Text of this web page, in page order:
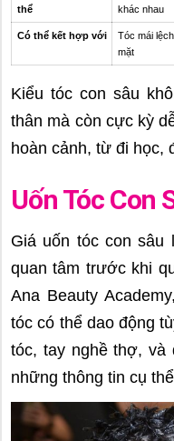
thể
khác nhau
Có thể kết hợp với
Tóc mái
mặt
Kiểu tóc con sâu
thân mà còn cực kỳ
hoàn cảnh, từ đi học,
Uốn Tóc Con
Giá uốn tóc con sâu
quan tâm trước khi
Ana Beauty
tóc có thể dao động
tóc, tay nghề thợ, và
những thông tin cụ